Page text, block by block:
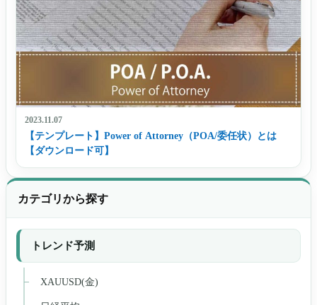
2023.11.07
【テンプレート】Power of Attorney（POA/委任状）とは
【ダウンロード可】
カテゴリから探す
トレンド予測
XAUUSD(金)